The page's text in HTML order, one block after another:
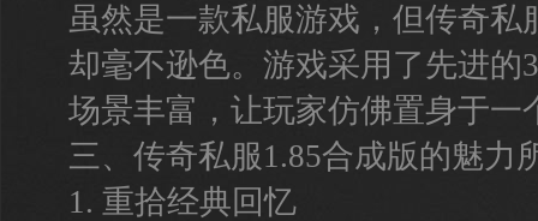
虽然是一款私服游戏，但传奇私
却毫不逊色。游戏采用了先进的
场景丰富，让玩家仿佛置身于一
三、传奇私服1.85合成版的魅力
1. 重拾经典回忆